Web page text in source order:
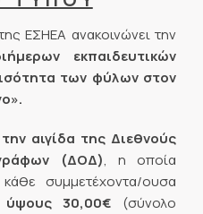
ΕΣΗΕΑ ανακοινώνει την
εκπαιδευτικών
των φύλων στον
αιγίδα της Διεθνούς
(ΔΟΔ), η οποία
συμμετέχοντα/ουσα
ύψους 30,00€ (σύνολο